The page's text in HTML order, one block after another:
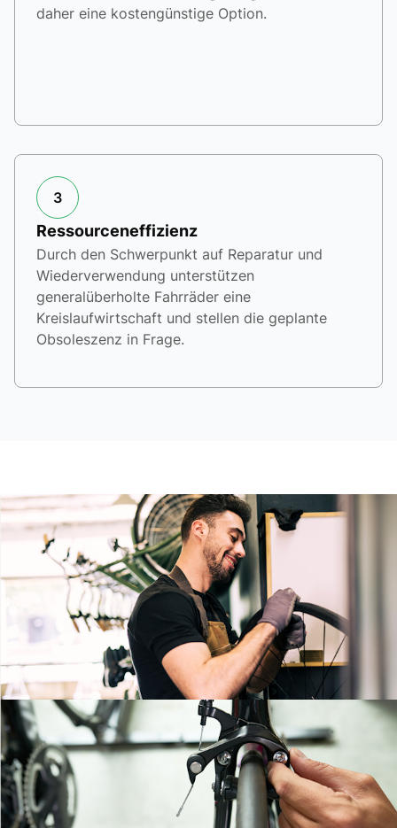
daher eine kostengünstige Option.
3
Ressourceneffizienz
Durch den Schwerpunkt auf Reparatur und
Wiederverwendung unterstützen
generalüberholte Fahrräder eine
Kreislaufwirtschaft und stellen die geplante
Obsoleszenz in Frage.